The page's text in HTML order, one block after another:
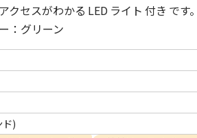
セスがわかる LED ライト 付き です
：グリーン
)